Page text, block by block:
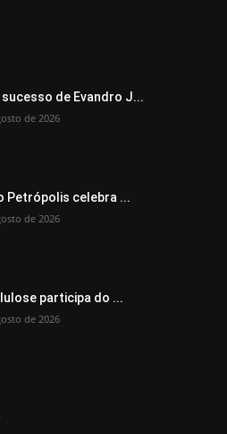
sucesso de Evandro J...
de 2026
Petrópolis celebra ...
de 2026
participa do ...
de 2026